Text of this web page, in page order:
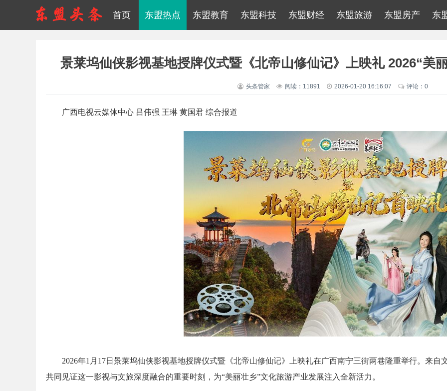
首页 东盟热点 东盟教育 东盟科技 东盟财经 东盟旅游 东盟房产 东
景莱坞仙侠影视基地授牌仪式暨《北帝山修仙记》上映礼 2026“美
头条管家 阅读：11891 2026-01-20 16:16:07 评论：0
广西电视云媒体中心 吕伟强 王琳 黄国君 综合报道
2026年1月17日景莱坞仙侠影视基地授牌仪式暨《北帝山修仙记》上映礼在广西南宁三街两巷隆重举行。来
共同见证这一影视与文旅深度融合的重要时刻，为“美丽壮乡”文化旅游产业发展注入全新活力。